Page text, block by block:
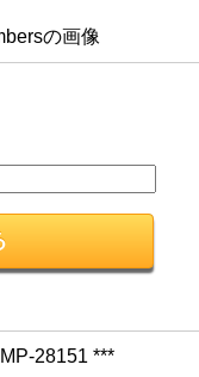
28151 ***